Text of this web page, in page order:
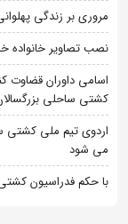
مروری بر زندگی
نصب تصاویر خانواده
اسامی داوران قضاوت
کشتی ساحلی
می شود
با حکم فدراسیون